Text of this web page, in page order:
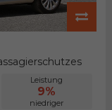
Leistung
9%
niedriger